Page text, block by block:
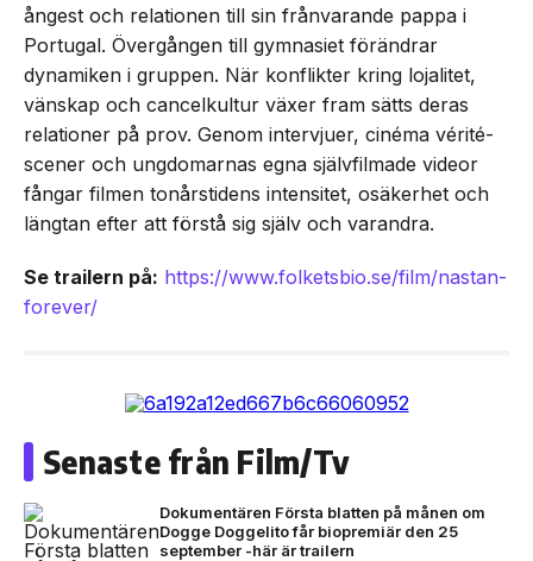
ångest och relationen till sin frånvarande pappa i
Portugal. Övergången till gymnasiet förändrar
dynamiken i gruppen. När konflikter kring lojalitet,
vänskap och cancelkultur växer fram sätts deras
relationer på prov. Genom intervjuer, cinéma vérité-
scener och ungdomarnas egna självfilmade videor
fångar filmen tonårstidens intensitet, osäkerhet och
längtan efter att förstå sig själv och varandra.
Se trailern på: https://www.folketsbio.se/film/nastan-
forever/
Senaste från Film/Tv
Dokumentären Första blatten på månen om
Dogge Doggelito får biopremiär den 25
september -här är trailern